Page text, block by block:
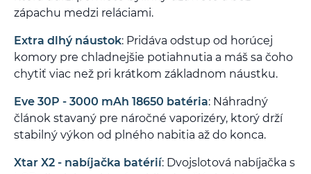
zápachu medzi reláciami.
Extra dlhý náustok: Pridáva odstup od horúcej
komory pre chladnejšie potiahnutia a máš sa čoho
chytiť viac než pri krátkom základnom náustku.
Eve 30P - 3000 mAh 18650 batéria: Náhradný
článok stavaný pre náročné vaporizéry, ktorý drží
stabilný výkon od plného nabitia až do konca.
Xtar X2 - nabíjačka batérií: Dvojslotová nabíjačka s